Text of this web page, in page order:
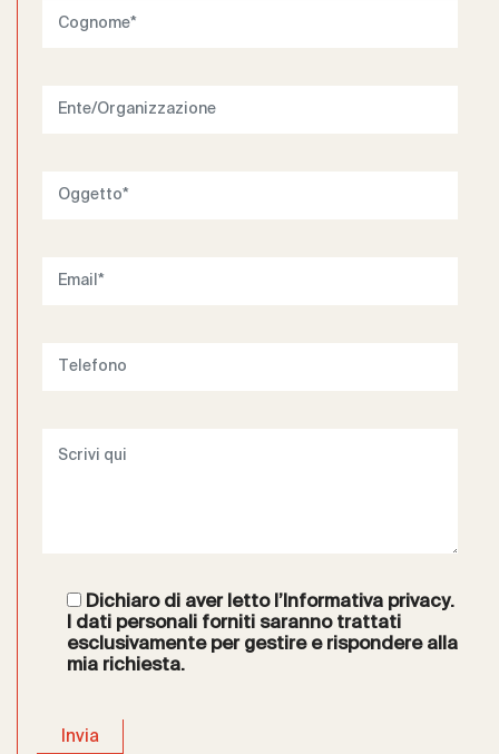
Dichiaro di aver letto l’Informativa privacy.
I dati personali forniti saranno trattati
esclusivamente per gestire e rispondere alla
mia richiesta.